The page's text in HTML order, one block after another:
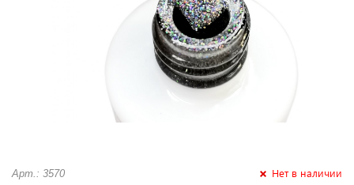
Арт.: 3570 Нет в наличии